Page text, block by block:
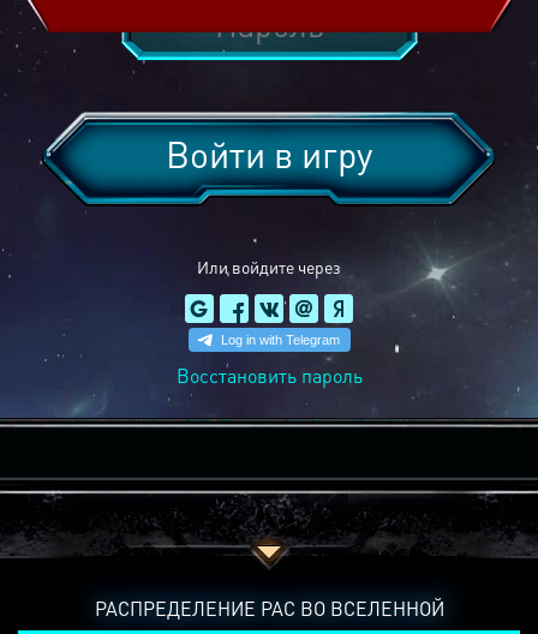
Или войдите через
Войти в игру
Восстановить пароль
РАСПРЕДЕЛЕНИЕ РАС ВО ВСЕЛЕННОЙ